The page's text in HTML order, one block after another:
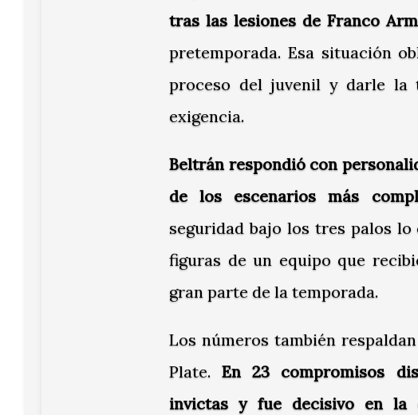
tras las lesiones de Franco
pretemporada. Esa situación
proceso del juvenil y darle la
exigencia.
Beltrán respondió con
de los escenarios más
seguridad bajo los tres palos
figuras de un equipo que
gran parte de la temporada.
Los números también
Plate.En 23 compromisos
invictas y fue decisivo en la